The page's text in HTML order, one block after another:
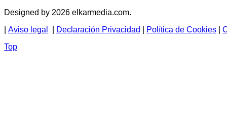
Designed by 2026 elkarmedia.com.
Aviso legal Declaración Privacidad Política de Cookies
Top